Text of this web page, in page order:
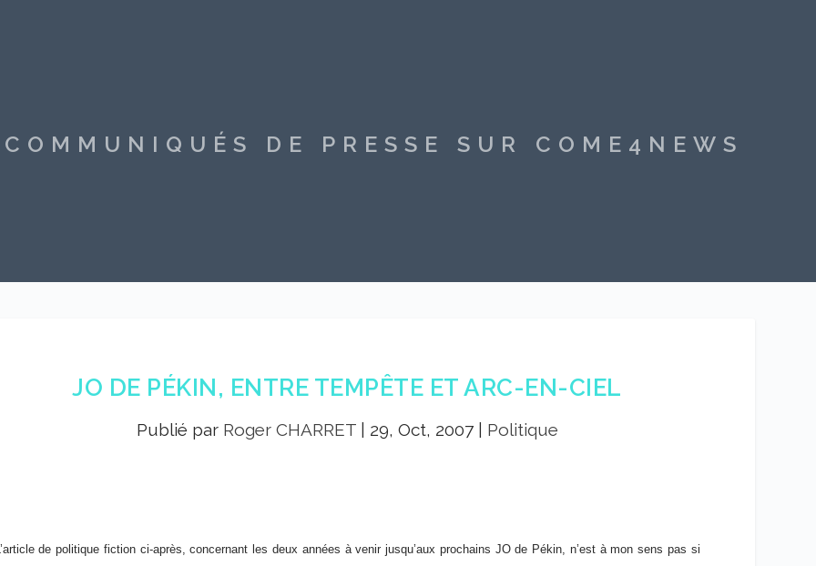
DE PRESSE SUR COME4NEWS
JO DE PÉKIN, ENTRE TEMPÊTE ET ARC-EN-CIEL
Publié par Roger CHARRET| 29, Oct, 2007| Politique
L’article de politique fiction ci-après, concernant les deux années à venir jusqu’aux prochains JO de Pékin, n’est à mon sens pas si